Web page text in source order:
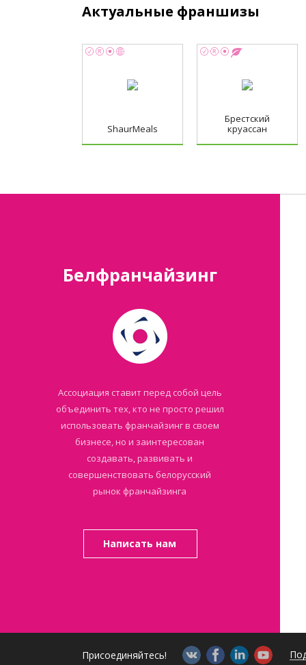
Актуальные франшизы
ShaurMeals
Брестский
круассан
Белфранчайзинг
Ассоциация ставит перед собой цель
объединить тех, кто не просто решил
использовать франчайзинг в своем
бизнесе, но и заинтересован
создавать, развивать и
совершенствовать белорусский
рынок франчайзинга
Написать нам
Присоединяйтесь!